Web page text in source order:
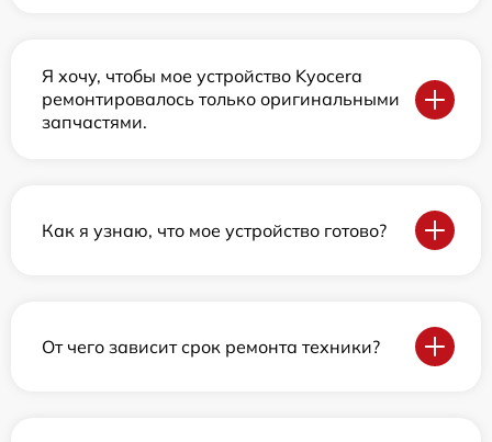
Я хочу, чтобы мое устройство Kyocera
ремонтировалось только оригинальными
запчастями.
Как я узнаю, что мое устройство готово?
От чего зависит срок ремонта техники?